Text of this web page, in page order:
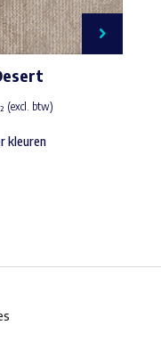
(excl. btw)
kleuren